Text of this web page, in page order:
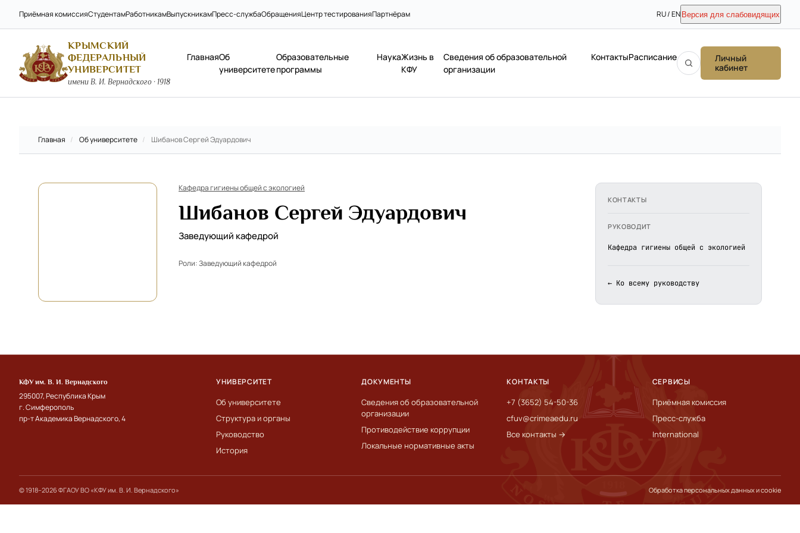
Приёмная комиссияСтудентамРаботникамВыпускникамПресс-службаОбращенияЦентр тестированияПартнёрам RU / EN Версия для слабовидящих
КРЫМСКИЙ
ФЕДЕРАЛЬНЫЙ
УНИВЕРСИТЕТ
имени В. И. Вернадского · 1918
ГлавнаяОб
университете
Образовательные
программы
НаукаЖизнь в
КФУ
Сведения об образовательной
организации
КонтактыРасписание
Личный
кабинет
Главная / Об университете / Шибанов Сергей Эдуардович
Кафедра гигиены общей с экологией
Шибанов Сергей Эдуардович
Заведующий кафедрой
Роли:Заведующий кафедрой
КОНТАКТЫ
РУКОВОДИТ
Кафедра гигиены общей с экологией
← Ко всему руководству
КФУ им. В. И. Вернадского
295007, Республика Крым
г. Симферополь
пр-т Академика Вернадского, 4
УНИВЕРСИТЕТ
Об университете
Структура и органы
Руководство
История
ДОКУМЕНТЫ
Сведения об образовательной
организации
Противодействие коррупции
Локальные нормативные акты
КОНТАКТЫ
+7 (3652) 54-50-36
cfuv@crimeaedu.ru
Все контакты →
СЕРВИСЫ
Приёмная комиссия
Пресс-служба
International
© 1918–2026 ФГАОУ ВО «КФУ им. В. И. Вернадского» Обработка персональных данных и cookie